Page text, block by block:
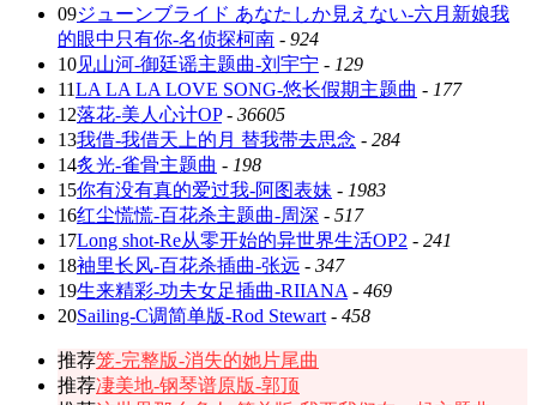
09ジューンブライド あなたしか見えない-六月新娘我
的眼中只有你-名侦探柯南 - 924
10见山河-御廷谣主题曲-刘宇宁 - 129
11LA LA LA LOVE SONG-悠长假期主题曲 - 177
12落花-美人心计OP- 36605
13我借-我借天上的月 替我带去思念 - 284
14炙光-雀骨主题曲 - 198
15你有没有真的爱过我-阿图表妹 - 1983
16红尘慌慌-百花杀主题曲-周深 - 517
17Long shot-Re从零开始的异世界生活OP2 - 241
18袖里长风-百花杀插曲-张远 - 347
19生来精彩-功夫女足插曲-RIIANA - 469
20Sailing-C调简单版-Rod Stewart - 458
推荐笼-完整版-消失的她片尾曲
推荐凄美地-钢琴谱原版-郭顶